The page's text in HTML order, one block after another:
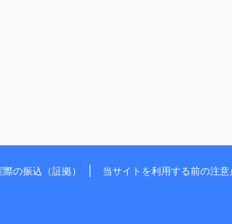
際の振込（証拠） 当サイトを利用する前の注意